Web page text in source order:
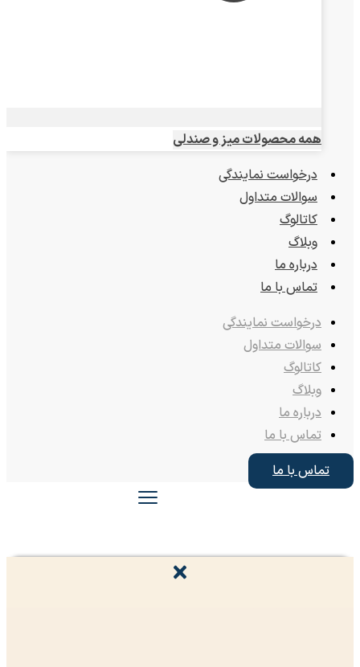
همه محصولات میز و صندلی
درخواست نمایندگی
سوالات متداول
کاتالوگ
وبلاگ
درباره ما
تماس با ما
درخواست نمایندگی
سوالات متداول
کاتالوگ
وبلاگ
درباره ما
تماس با ما
تماس با ما